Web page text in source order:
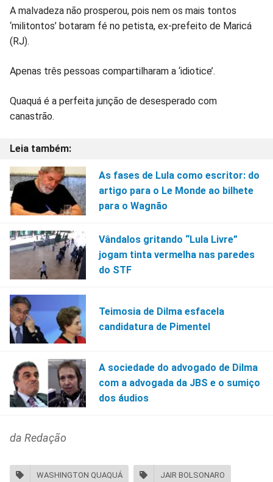
A malvadeza não prosperou, pois nem os mais tontos
‘militontos’ botaram fé no petista, ex-prefeito de Maricá
(RJ).
Apenas três pessoas compartilharam a ‘idiotice’.
Quaquá é a perfeita junção de desesperado com
canastrão.
As fases de Lula como escritor: do
artigo para o Le Monde ao bilhete
para o Wagnão
Vândalos gritando “Lula Livre”
jogam tinta vermelha nas paredes
do STF
Teimosia de Dilma esfacela
candidatura de Pimentel
A sociedade do advogado de Dilma
com a advogada da JBS e o sumiço
dos áudios
da Redação
WASHINGTON QUAQUÁ JAIR BOLSONARO